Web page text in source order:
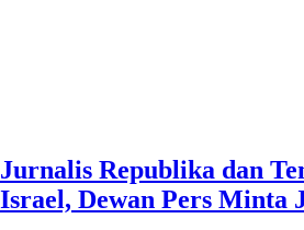
Jurnalis Republika dan
Israel, Dewan Pers Minta